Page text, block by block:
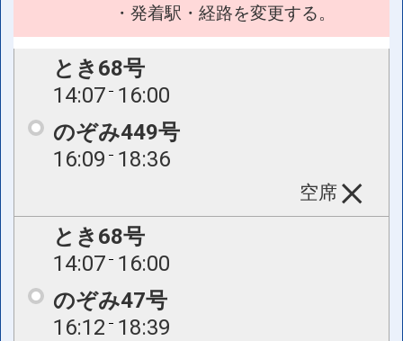
・発着駅・経路を変更する。
とき68号
14:07 16:00
のぞみ449号
16:09 18:36
空席
とき68号
14:07 16:00
のぞみ47号
16:12 18:39